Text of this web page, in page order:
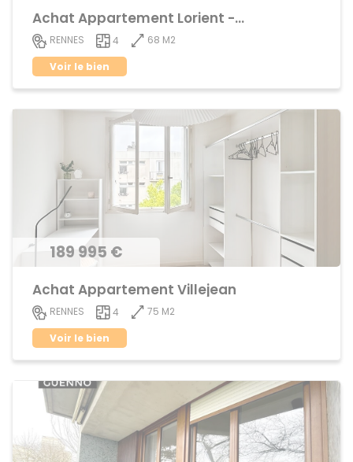
Achat Appartement Lorient - Saint-Brieuc
RENNES 4
68 M2
Voir le bien
189 995 €
Achat Appartement Villejean
RENNES 4
75 M2
Voir le bien